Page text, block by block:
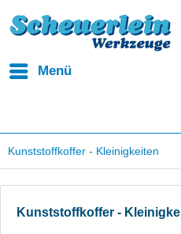
Menü
Kunststoffkoffer - Kleinigkeiten
Kunststoffkoffer -